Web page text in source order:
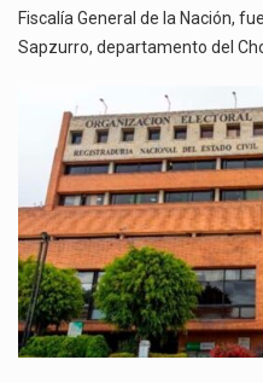
Fiscalía General de la Nación,
Sapzurro, departamento del